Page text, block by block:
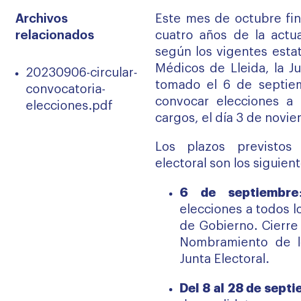
Archivos
relacionados
20230906-circular-
convocatoria-
elecciones.pdf
Este mes de octubre
cuatro años de la
según los vigentes
Médicos de Lleida, la
tomado el 6 de
convocar elecciones
cargos, el día 3 de
Los plazos
electoral son los
6 de septiembre
elecciones a todos
de Gobierno.
Nombramiento de
Junta Electoral.
Del 8 al 28 de